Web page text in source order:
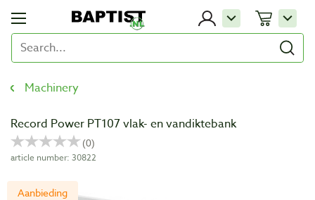
Machinery
Record Power PT107 vlak- en vandiktebank
article number: 30822
Aanbieding